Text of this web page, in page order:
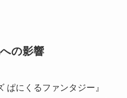
の影響
ぱにくるファンタジー』